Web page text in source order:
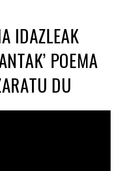
IDAZLEAK
POEMA
DU